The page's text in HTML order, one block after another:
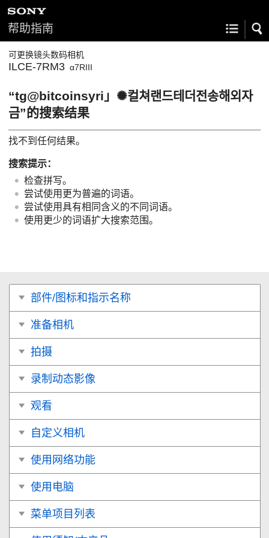
帮助指南
可更换镜头数码相机
ILCE-7RM3 α7RIII
“tg@bitcoinsyri」✺컬쳐랜드테더전송해외자
금”的搜索结果
找不到任何结果。
搜索提示：
检查拼写。
尝试使用更为普遍的词语。
尝试使用具有相同含义的不同词语。
使用更少的词语扩大搜索范围。
部件/图标和指示名称
准备相机
拍摄
录制动态影像
观看
自定义相机
使用网络功能
使用电脑
菜单项目列表